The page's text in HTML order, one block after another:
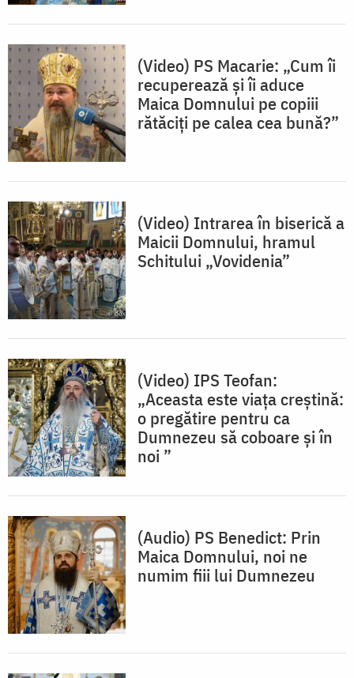
(Video) PS Macarie: „Cum îi
recuperează și îi aduce
Maica Domnului pe copiii
rătăciți pe calea cea bună?”
(Video) Intrarea în biserică a
Maicii Domnului, hramul
Schitului „Vovidenia”
(Video) IPS Teofan:
„Aceasta este viața creștină:
o pregătire pentru ca
Dumnezeu să coboare și în
noi ”
(Audio) PS Benedict: Prin
Maica Domnului, noi ne
numim fiii lui Dumnezeu